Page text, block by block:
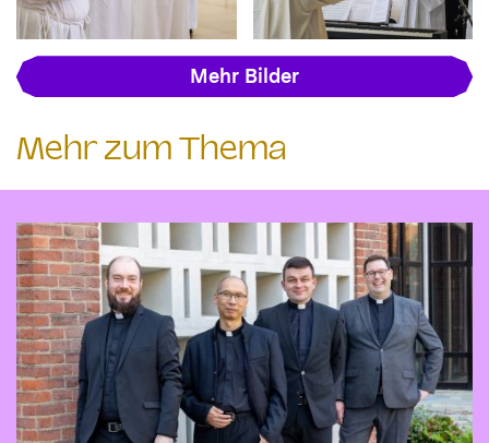
Mehr Bilder
Mehr zum Thema